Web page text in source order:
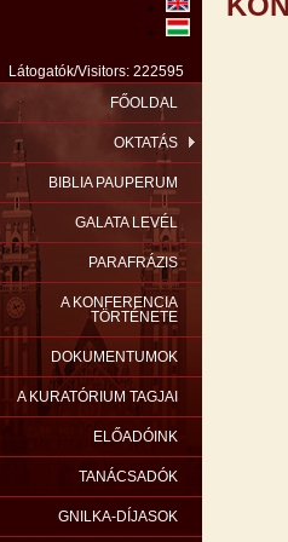
Látogatók/Visitors: 222595
FŐOLDAL
OKTATÁS
BIBLIA PAUPERUM
GALATA LEVÉL
PARAFRÁZIS
A KONFERENCIA
TÖRTÉNETE
DOKUMENTUMOK
A KURATÓRIUM TAGJAI
ELŐADÓINK
TANÁCSADÓK
GNILKA-DÍJASOK